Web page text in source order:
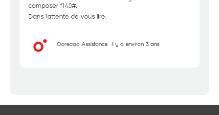
composer *140#.
Dans l'attente de vous lire,
Ooredoo Assistance il y a environ 3 ans